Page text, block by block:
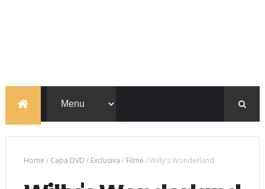
Home / Capa DVD / Exclusiva / Filme /Willy's Wonderland